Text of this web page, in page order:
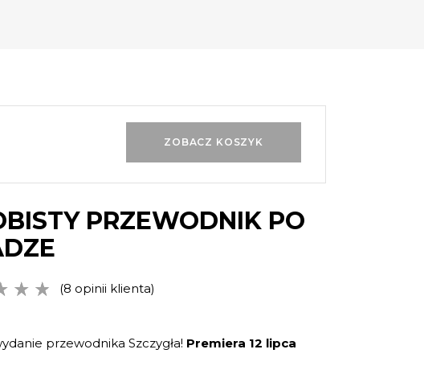
ZOBACZ KOSZYK
PRZEWODNIK PO
Oceniony
8
(8 opinii klienta)
przewodnika Szczygła! Premiera 12 lipca